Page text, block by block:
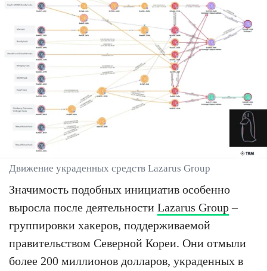
Движение украденных средств Lazarus Group
Значимость подобных инициатив особенно
выросла после деятельности Lazarus Group–
группировки хакеров, поддерживаемой
правительством Северной Кореи. Они отмыли
более 200 миллионов долларов, украденных в